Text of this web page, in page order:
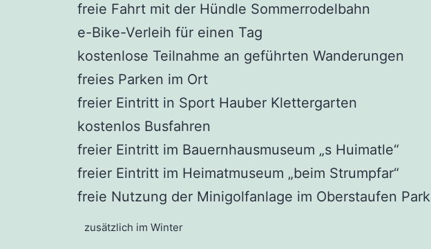
freie Fahrt mit der Hündle Sommerrodelbahn
e-Bike-Verleih für einen Tag
kostenlose Teilnahme an geführten Wanderungen
freies Parken im Ort
freier Eintritt in Sport Hauber Klettergarten
kostenlos Busfahren
freier Eintritt im Bauernhausmuseum „s Huimatle“
freier Eintritt im Heimatmuseum „beim Strumpfar“
freie Nutzung der Minigolfanlage im Oberstaufen Park
zusätzlich im Winter